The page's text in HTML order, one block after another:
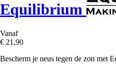
Equilibrium
Vanaf
€ 21,90
Bescherm je neus tegen de zon met